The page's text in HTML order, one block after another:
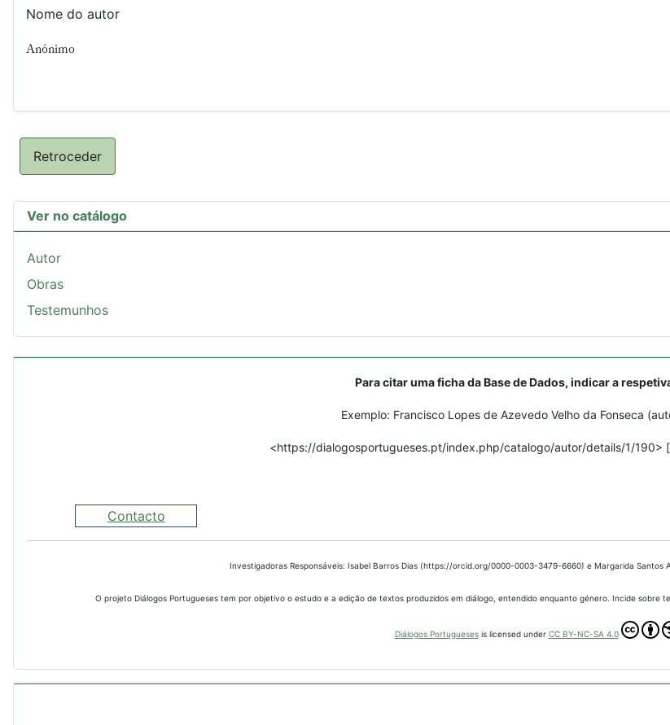
Nome do autor
Anónimo
Retroceder
Ver no catálogo
Autor
Obras
Testemunhos
Para citar uma ficha da Base de Dados, indicar a
Exemplo: Francisco Lopes de Azevedo Velho da Fonseca
<https://dialogosportugueses.pt/index.php/catalogo/autor/details/1/190>
Contacto
Investigadoras Responsáveis: Isabel Barros Dias (https://orcid.org/0000-0003-3479-6660) e Margarida
O projeto Diálogos Portugueses tem por objetivo o estudo e a edição de textos produzidos em diálogo, entendido enquanto género. Incide sobre
Diálogos Portuguesesis licensed under CC BY-NC-SA 4.0